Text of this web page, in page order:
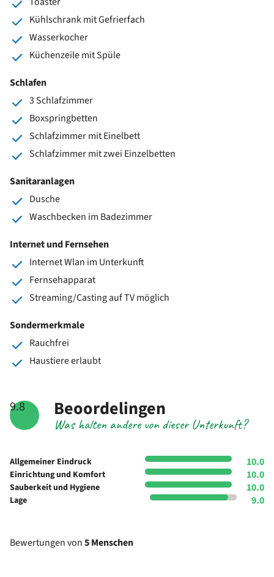
Kühlschrank mit Gefrierfach
Wasserkocher
Küchenzeile mit Spüle
Schlafen
3 Schlafzimmer
Boxspringbetten
Schlafzimmer mit Einelbett
Schlafzimmer mit zwei Einzelbetten
Sanitaranlagen
Dusche
Waschbecken im Badezimmer
Internet und Fernsehen
Internet Wlan im Unterkunft
Fernsehapparat
Streaming/Casting auf TV möglich
Sondermerkmale
Rauchfrei
Haustiere erlaubt
9.8
Was halten andere von dieser Unterkunft?
Beoordelingen
Allgemeiner Eindruck 10.0
Einrichtung und Komfort 10.0
Sauberkeit und Hygiene 10.0
Lage 9.0
Bewertungen von5 Menschen